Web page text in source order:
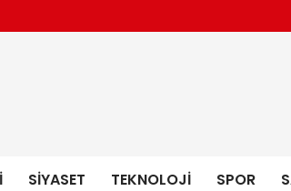
SIYASET TEKNOLOJI SPOR